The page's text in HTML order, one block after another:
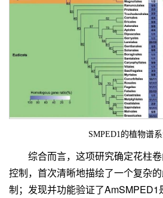
SMPED1的植物谱
综合而言，这项研究确定花柱
控制，首次清晰地描绘了一个复杂
制；发现并功能验证了AmSMPED1